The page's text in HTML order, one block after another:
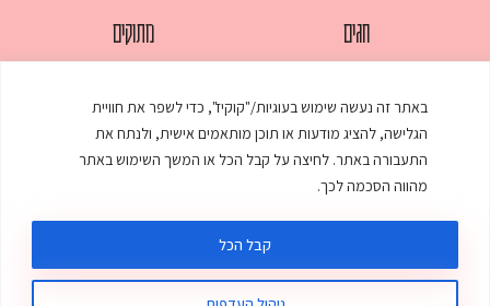
באתר זה נעשה שימוש בעוגיות/"קוקיז", כדי לשפר את חוויית
הגלישה, להציג מודעות או תוכן מותאמים אישית, ולנתח את
התעבורה באתר. לחיצה על קבל הכל או המשך השימוש באתר
מהווה הסכמה לכך.
קבל הכל
חגים
מאפים
ממולאים
מרקים
מתוקים
עוגות
עוף